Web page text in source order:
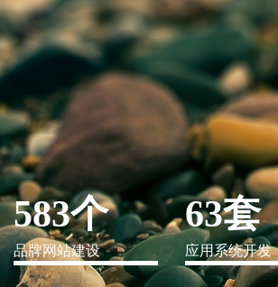
IT行业解决方案
583个
品牌网站建设
63套
应用系统开发